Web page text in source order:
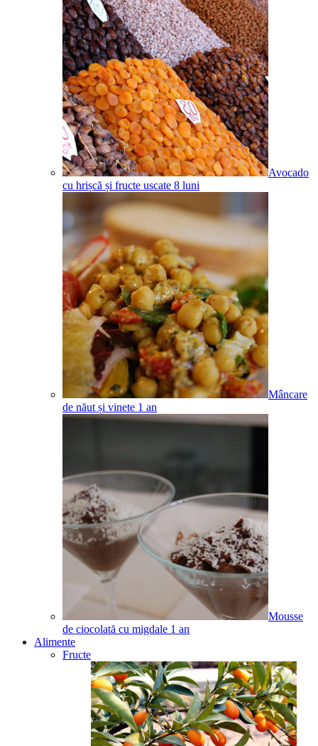
Avocado
cu hrișcă și fructe uscate 8 luni
Mâncare
de năut și vinete 1 an
Mousse
de ciocolată cu migdale 1 an
Alimente
Fructe